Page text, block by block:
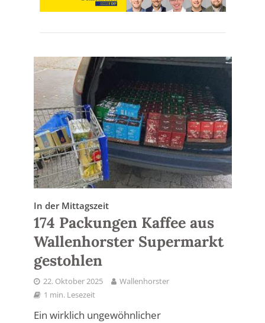
In der Mittagszeit
174 Packungen Kaffee aus
Wallenhorster Supermarkt
gestohlen
22. Oktober 2025
Wallenhorster
1 min. Lesezeit
Ein wirklich ungewöhnlicher